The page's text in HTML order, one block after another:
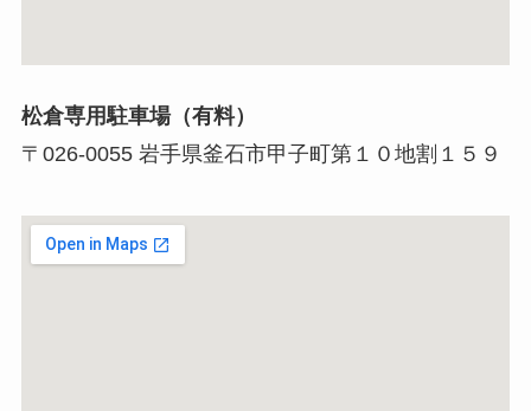
松倉専用駐車場（有料）
〒026-0055 岩手県釜石市甲子町第１０地割１５９